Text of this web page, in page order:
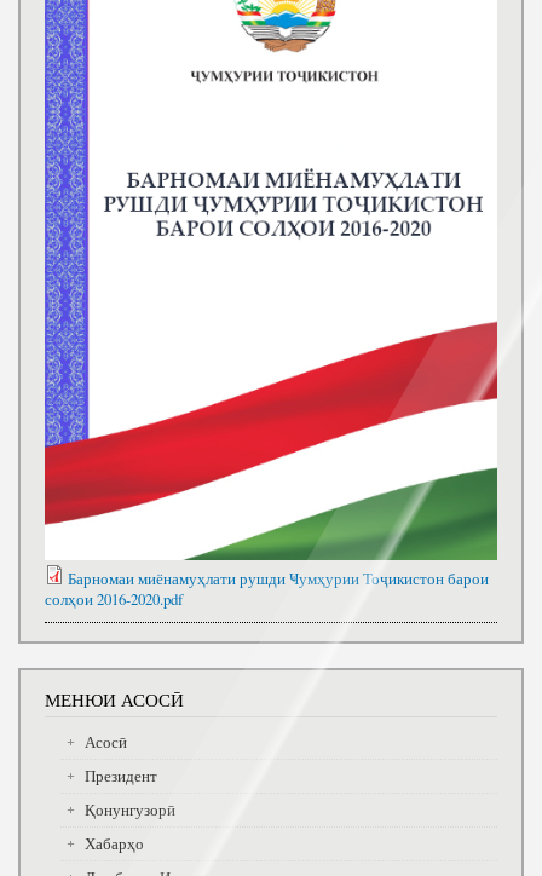
Барномаи миёнамуҳлати рушди Ҹумҳурии Тоҷикистон барои
солҳои 2016-2020.pdf
МЕНЮИ АСОСӢ
Асосӣ
Президент
Қонунгузорӣ
Хабарҳо